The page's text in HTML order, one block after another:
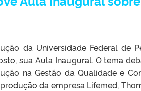
da Universidade Federal de
sua Aula Inaugural. O tema
na Gestão da Qualidade e
da empresa Lifemed,